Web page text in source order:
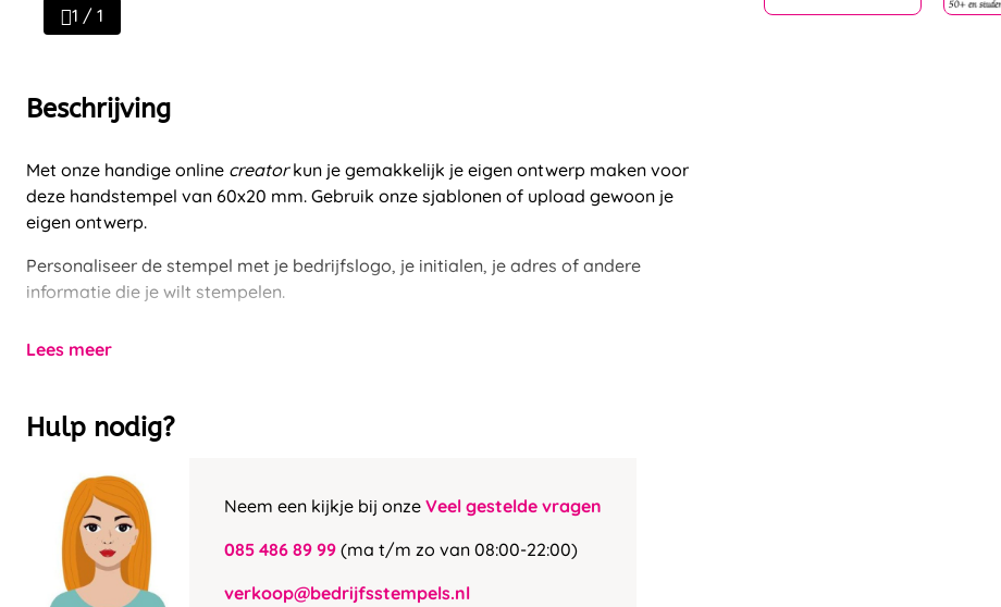
1 / 1
Beschrijving
Met onze handige online creatorkun je gemakkelijk je eigen ontwerp maken voor
deze handstempel van 60x20 mm. Gebruik onze sjablonen of upload gewoon je
eigen ontwerp.
Personaliseer de stempel met je bedrijfslogo, je initialen, je adres of andere
informatie die je wilt stempelen.
Lees meer
Hulp nodig?
Neem een kijkje bij onze Veel gestelde vragen
085 486 89 99 (ma t/m zo van 08:00-22:00)
verkoop@bedrijfsstempels.nl